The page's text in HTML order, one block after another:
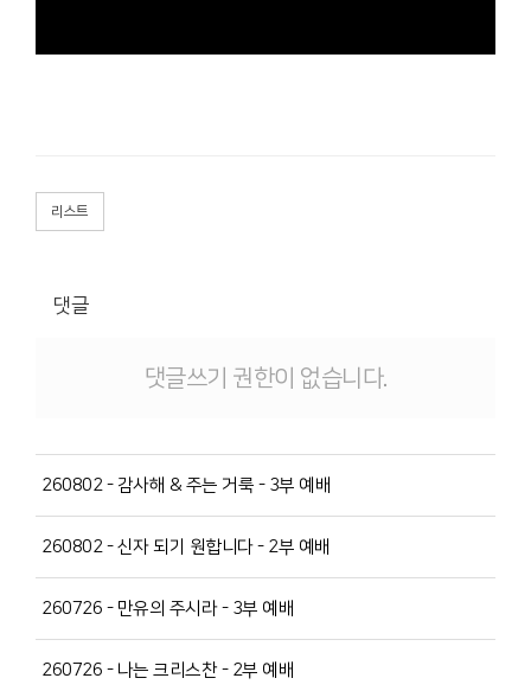
리스트
댓글
댓글쓰기 권한이 없습니다.
260802 - 감사해 & 주는 거룩 - 3부 예배
260802 - 신자 되기 원합니다 - 2부 예배
260726 - 만유의 주시라 - 3부 예배
260726 - 나는 크리스찬 - 2부 예배